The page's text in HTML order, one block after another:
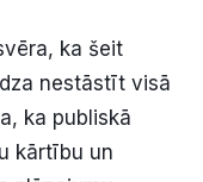
ka šeit
nestāstīt visā
ka publiskā
kārtību un